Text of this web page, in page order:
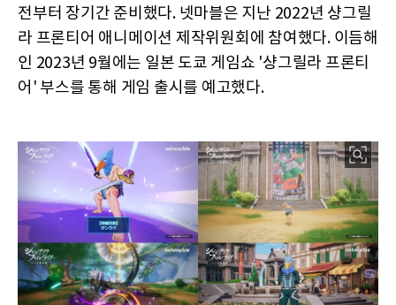
전부터 장기간 준비했다. 넷마블은 지난 2022년 샹그릴
라 프론티어 애니메이션 제작위원회에 참여했다. 이듬해
인 2023년 9월에는 일본 도쿄 게임쇼 '샹그릴라 프론티
어' 부스를 통해 게임 출시를 예고했다.